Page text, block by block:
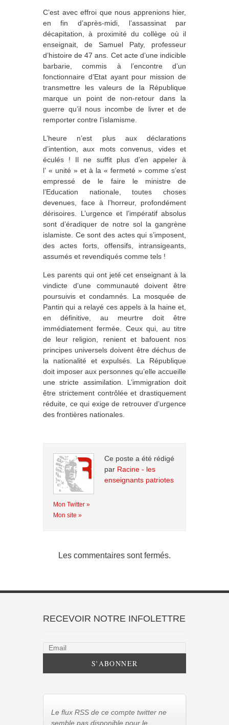
C’est avec effroi que nous apprenions hier,
en fin d’après-midi, l’assassinat par
décapitation, à proximité du collège où il
enseignait, de Samuel Paty, professeur
d’histoire de 47 ans. Cet acte d’une indicible
barbarie, commis à l’encontre d’un
fonctionnaire d’Etat ayant pour mission de
transmettre les valeurs de la République
marque un point de non-retour dans la
guerre qu’il nous incombe de livrer et de
remporter contre l’islamisme.
L’heure n’est plus aux déclarations
d’intention, aux mots convenus, vides et
éculés ! Il ne suffit plus d’en appeler à
l’ « unité » et à la « fermeté » comme s’est
empressé de le faire le ministre de
l’Education nationale, toutes choses
devenues, face à l’horreur, profondément
dérisoires. L’urgence et l’impératif absolus
sont d’éradiquer de notre sol la gangrène
islamiste. Ce sont des actes qui s’imposent,
des actes forts, offensifs, intransigeants,
assumés et revendiqués comme tels !
Les parents qui ont jeté cet enseignant à la
vindicte d’une communauté doivent être
poursuivis et condamnés. La mosquée de
Pantin qui a relayé ces appels à la haine et,
en définitive, au meurtre doit être
immédiatement fermée. Ceux qui, au titre
de leur religion, renient et bafouent nos
principes universels doivent être déchus de
la nationalité et expulsés. La République
doit imposer aux personnes qu’elle accueille
une stricte assimilation. L’immigration doit
être strictement contrôlée et drastiquement
réduite, ce qui exige de retrouver d’urgence
des frontières nationales.
Ce poste a été rédigé
par Racine - les
enseignants patriotes
Mon Twitter »
Mon site »
Les commentaires sont fermés.
RECEVOIR NOTRE INFOLETTRE
Le flux RSS de ce compte twitter ne
semble pas disponible pour le